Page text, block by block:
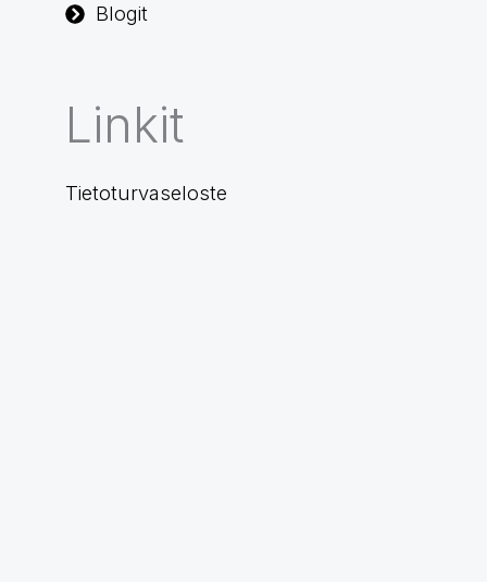
Blogit
Linkit
Tietoturvaseloste